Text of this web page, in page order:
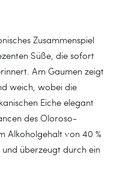
Zusammenspiel
Süße, die sofort
Am Gaumen zeigt
weich, wobei die
Eiche elegant
des Oloroso-
Alkoholgehalt von 40 %
überzeugt durch ein